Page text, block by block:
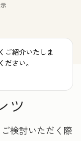
ご紹介いたしま
さい。
ツ
検討いただく際